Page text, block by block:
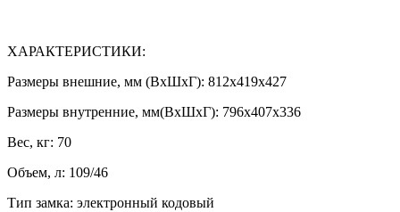
ХАРАКТЕРИСТИКИ:
Размеры внешние, мм (ВхШхГ): 812х419х427
Размеры внутренние, мм(ВхШхГ): 796х407х336
Вес, кг: 70
Объем, л: 109/46
Тип замка: электронный кодовый